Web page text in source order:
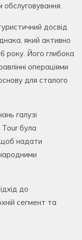
обслуговування.
досвід
який активно
року. Його глибока
операціями
для сталого
галузі
Tour була
щоб надати
до
сегмент та